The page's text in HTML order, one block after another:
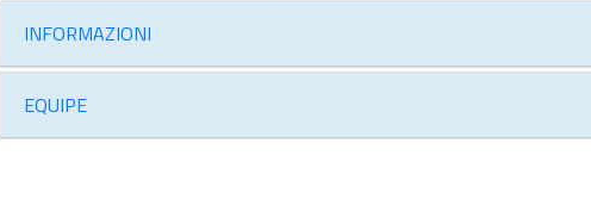
INFORMAZIONI
EQUIPE